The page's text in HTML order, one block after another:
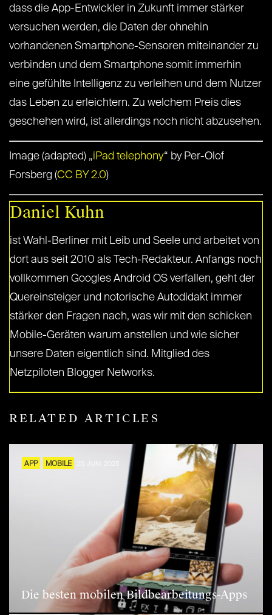
dass die App-Entwickler in Zukunft immer stärker
versuchen werden, die Daten der ohnehin
vorhandenen Smartphone-Sensoren miteinander zu
verbinden und dem Smartphone somit immerhin
eine gefühlte Intelligenz zu verleihen und dem Nutzer
das Leben zu erleichtern. Zu welchem Preis dies
geschehen wird, ist allerdings noch nicht abzusehen.
Image (adapted) „iPad telephony“ by Per-Olof
Forsberg (CC BY 2.0)
Daniel Kuhn
ist Wahl-Berliner mit Leib und Seele und arbeitet von
dort aus seit 2010 als Tech-Redakteur. Anfangs noch
vollkommen Googles Android OS verfallen, geht der
Quereinsteiger und notorische Autodidakt immer
stärker den Fragen nach, was wir mit den schicken
Mobile-Geräten warum anstellen und wie sicher
unsere Daten eigentlich sind. Mitglied des
Netzpiloten Blogger Networks.
RELATED ARTICLES
APP MOBILE
Die besten mobilen Bildbearbeitungs-Apps